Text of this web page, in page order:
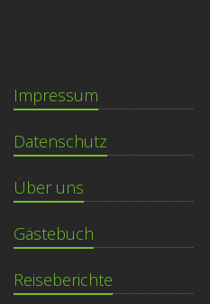
Impressum
Datenschutz
Über uns
Gästebuch
Reiseberichte